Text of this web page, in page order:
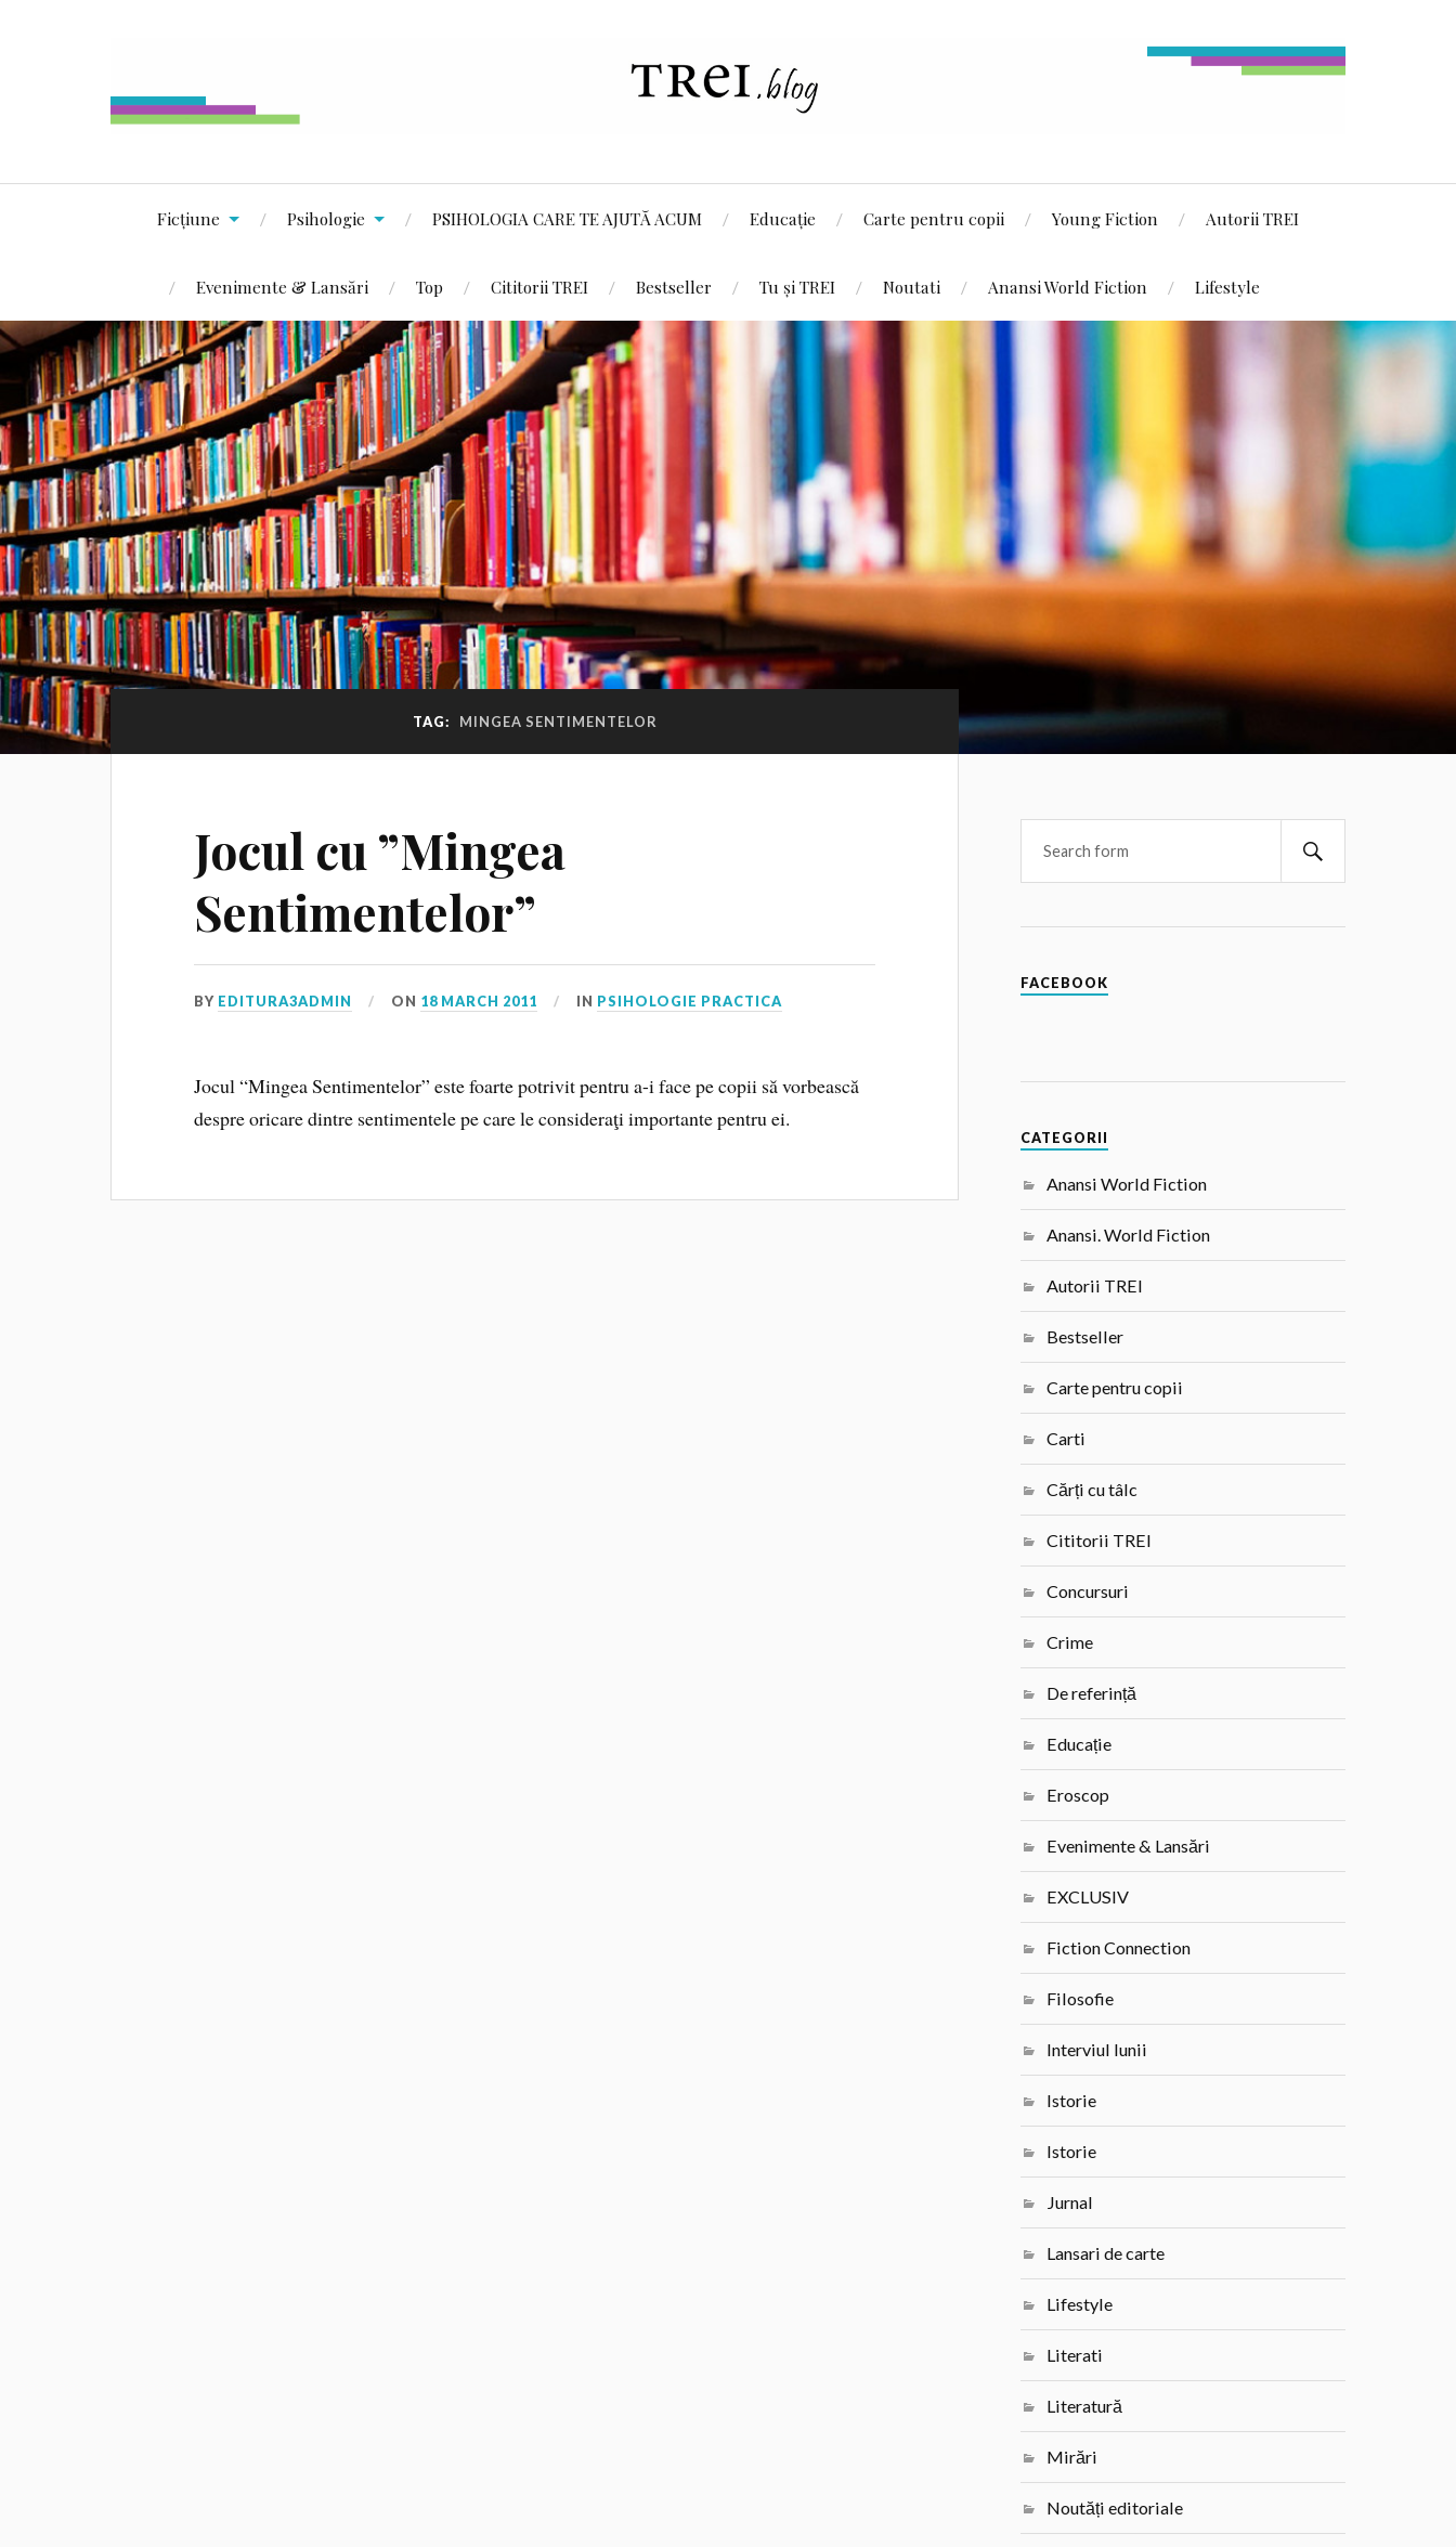
Ficțiune Psihologie PSIHOLOGIA CARE TE AJUTĂ ACUM Educație Carte pentru copii Young Fiction Autorii TREI
Evenimente & Lansări Top Cititorii TREI Bestseller Tu și TREI Noutati Anansi World Fiction Lifestyle
TAG: MINGEA SENTIMENTELOR
Jocul cu ”Mingea
Sentimentelor”
BY EDITURA3ADMIN ON 18 MARCH 2011 IN PSIHOLOGIE PRACTICA
Jocul “Mingea Sentimentelor” este foarte potrivit pentru a-i face pe copii să vorbească
despre oricare dintre sentimentele pe care le consideraţi importante pentru ei.
FACEBOOK
CATEGORII
Anansi World Fiction
Anansi. World Fiction
Autorii TREI
Bestseller
Carte pentru copii
Carti
Cărți cu tâlc
Cititorii TREI
Concursuri
Crime
De referință
Educație
Eroscop
Evenimente & Lansări
EXCLUSIV
Fiction Connection
Filosofie
Interviul lunii
Istorie
Istorie
Jurnal
Lansari de carte
Lifestyle
Literati
Literatură
Mirări
Noutăți editoriale